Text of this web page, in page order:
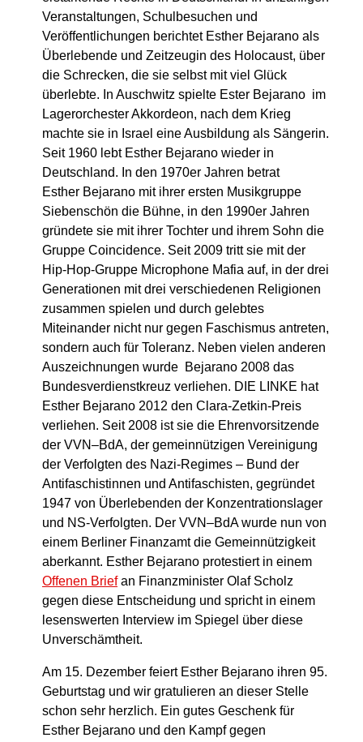
Veranstaltungen, Schulbesuchen und
Veröffentlichungen berichtet Esther Bejarano als
Überlebende und Zeitzeugin des Holocaust, über
die Schrecken, die sie selbst mit viel Glück
überlebte. In Auschwitz spielte Ester Bejarano im
Lagerorchester Akkordeon, nach dem Krieg
machte sie in Israel eine Ausbildung als Sängerin.
Seit 1960 lebt Esther Bejarano wieder in
Deutschland. In den 1970er Jahren betrat
Esther Bejarano mit ihrer ersten Musikgruppe
Siebenschön die Bühne, in den 1990er Jahren
gründete sie mit ihrer Tochter und ihrem Sohn die
Gruppe Coincidence. Seit 2009 tritt sie mit der
Hip-Hop-Gruppe Microphone Mafia auf, in der drei
Generationen mit drei verschiedenen Religionen
zusammen spielen und durch gelebtes
Miteinander nicht nur gegen Faschismus antreten,
sondern auch für Toleranz. Neben vielen anderen
Auszeichnungen wurde Bejarano 2008 das
Bundesverdienstkreuz verliehen. DIE LINKE hat
Esther Bejarano 2012 den Clara-Zetkin-Preis
verliehen. Seit 2008 ist sie die Ehrenvorsitzende
der VVN–BdA, der gemeinnützigen Vereinigung
der Verfolgten des Nazi-Regimes – Bund der
Antifaschistinnen und Antifaschisten, gegründet
1947 von Überlebenden der Konzentrationslager
und NS-Verfolgten. Der VVN–BdA wurde nun von
einem Berliner Finanzamt die Gemeinnützigkeit
aberkannt. Esther Bejarano protestiert in einem
Offenen Briefan Finanzminister Olaf Scholz
gegen diese Entscheidung und spricht in einem
lesenswerten Interview im Spiegel über diese
Unverschämtheit.
Am 15. Dezember feiert Esther Bejarano ihren 95.
Geburtstag und wir gratulieren an dieser Stelle
schon sehr herzlich. Ein gutes Geschenk für
Esther Bejarano und den Kampf gegen